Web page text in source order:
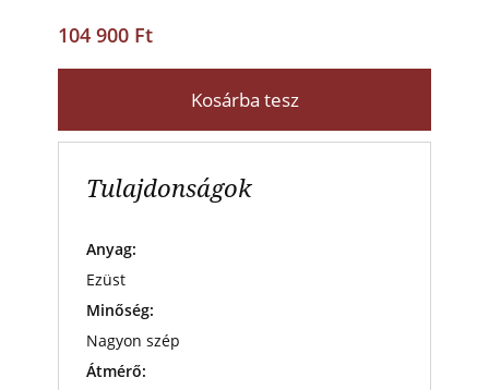
104 900 Ft
Kosárba tesz
Tulajdonságok
Anyag:
Ezüst
Minőség:
Nagyon szép
Átmérő: